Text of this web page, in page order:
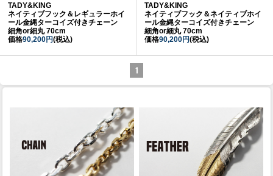
TADY&KING
ネイティブフック＆レギュラーホイ
ール金縄ターコイズ付きチェーン
細角or細丸 70cm
価格90,200円(税込)
TADY&KING
ネイティブフック＆ネイティブホイ
ール金縄ターコイズ付きチェーン
細角or細丸 70cm
価格90,200円(税込)
1